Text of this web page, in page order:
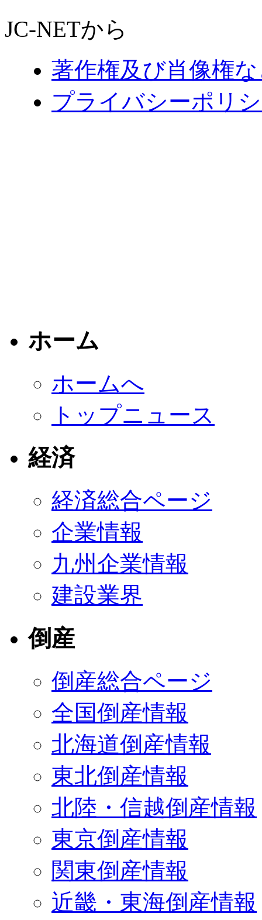
JC-NETから
著作権及び肖像権
プライバシーポリ
ホーム
ホームへ
トップニュース
経済
経済総合ページ
企業情報
九州企業情報
建設業界
倒産
倒産総合ページ
全国倒産情報
北海道倒産情報
東北倒産情報
北陸・信越倒産情報
東京倒産情報
関東倒産情報
近畿・東海倒産情報